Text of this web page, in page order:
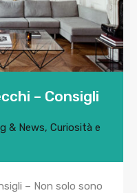
– Consigli
& News, Curiosità e
– Non solo sono